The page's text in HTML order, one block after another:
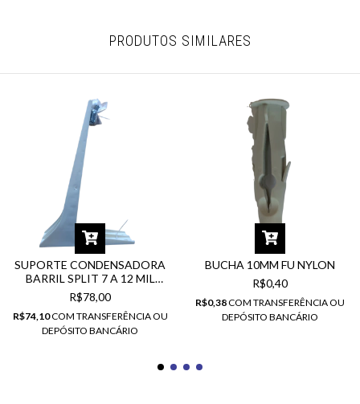
PRODUTOS SIMILARES
SUPORTE CONDENSADORA
BARRIL SPLIT 7 A 12 MIL
BTUS
R$78,00
R$74,10COM TRANSFERÊNCIA OU
DEPÓSITO BANCÁRIO
BUCHA 10MM FU NYLON
R$0,40
R$0,38COM TRANSFERÊNCIA OU
DEPÓSITO BANCÁRIO